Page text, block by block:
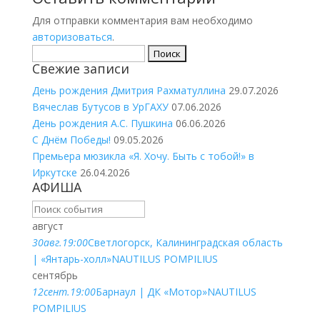
Для отправки комментария вам необходимо
авторизоваться.
Свежие записи
День рождения Дмитрия Рахматуллина 29.07.2026
Вячеслав Бутусов в УрГАХУ 07.06.2026
День рождения А.С. Пушкина 06.06.2026
С Днём Победы! 09.05.2026
Премьера мюзикла «Я. Хочу. Быть с тобой!» в
Иркутске 26.04.2026
АФИША
август
30авг. 19:00Светлогорск, Калининградская область
| «Янтарь-холл»NAUTILUS POMPILIUS
сентябрь
12сент. 19:00Барнаул | ДК «Мотор»NAUTILUS
POMPILIUS